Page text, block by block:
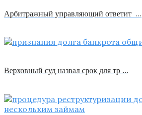
Арбитражный управляющий ответит …
Верховный суд назвал срок для тр …